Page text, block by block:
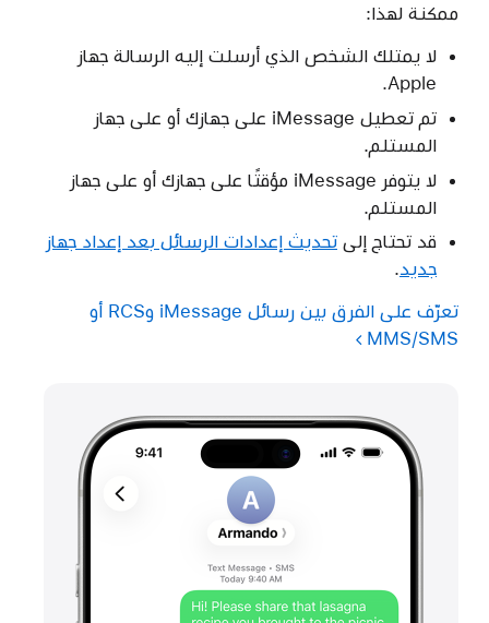
ممكنة لهذا:
لا يمتلك الشخص الذي أرسلت إليه الرسالة جهاز
Apple.
تم تعطيل iMessage على جهازك أو على جهاز
المستلم.
لا يتوفر iMessage مؤقتًا على جهازك أو على جهاز
المستلم.
قد تحتاج إلى تحديث إعدادات الرسائل بعد إعداد جهاز
جديد.
تعرّف على الفرق بين رسائل iMessage وRCS أو
MMS/SMS